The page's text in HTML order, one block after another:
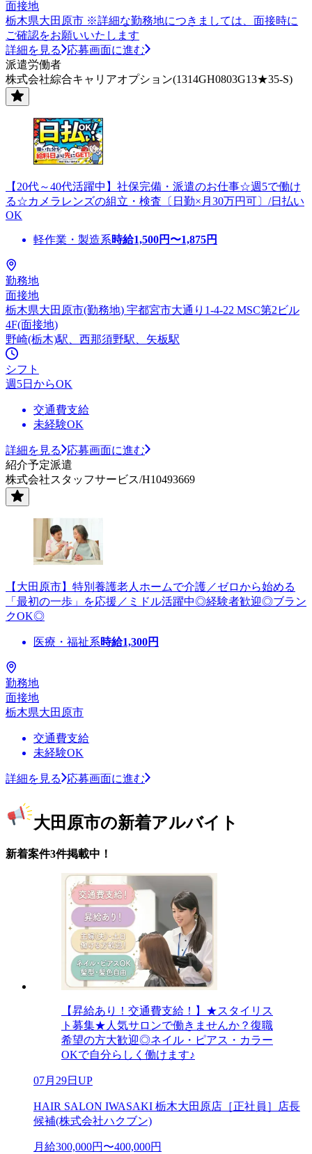
面接地
栃木県大田原市 ※詳細な勤務地につきましては、面接時に
ご確認をお願いいたします
詳細を見る
応募画面に進む
派遣労働者
株式会社綜合キャリアオプション(1314GH0803G13★35-S)
【20代～40代活躍中】社保完備・派遣のお仕事☆週5で働け
る☆カメラレンズの組立・検査〔日勤×月30万円可〕/日払い
OK
軽作業・製造系時給1,500円〜1,875円
勤務地
面接地
栃木県大田原市(勤務地) 宇都宮市大通り1-4-22 MSC第2ビル
4F(面接地)
野崎(栃木)駅、西那須野駅、矢板駅
シフト
週5日からOK
交通費支給
未経験OK
詳細を見る
応募画面に進む
紹介予定派遣
株式会社スタッフサービス/H10493669
【大田原市】特別養護老人ホームで介護／ゼロから始める
「最初の一歩」を応援／ミドル活躍中◎経験者歓迎◎ブラン
クOK◎
医療・福祉系時給1,300円
勤務地
面接地
栃木県大田原市
交通費支給
未経験OK
詳細を見る 応募画面に進む
大田原市の新着アルバイト
新着案件3件掲載中！
【昇給あり！交通費支給！】★スタイリス
ト募集★人気サロンで働きませんか？復職
希望の方大歓迎◎ネイル・ピアス・カラー
OKで自分らしく働けます♪
07月29日UP
HAIR SALON IWASAKI 栃木大田原店［正社員］店長
候補(株式会社ハクブン)
月給300,000円〜400,000円